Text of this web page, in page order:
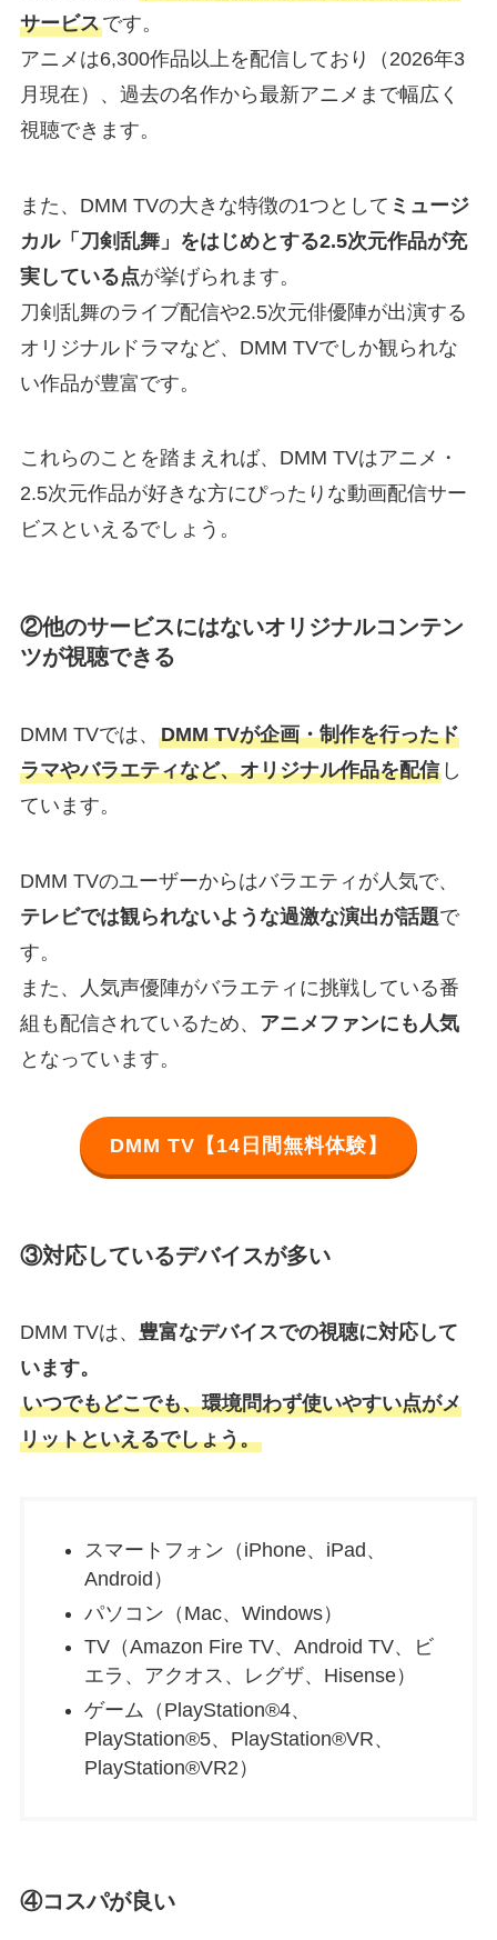
サービスです。
アニメは6,300作品以上を配信しており（2026年3
月現在）、過去の名作から最新アニメまで幅広く
視聴できます。
また、DMM TVの大きな特徴の1つとして ミュージ
カル「刀剣乱舞」をはじめとする2.5次元作品が充
実している点が挙げられます。
刀剣乱舞のライブ配信や2.5次元俳優陣が出演する
オリジナルドラマなど、DMM TVでしか観られな
い作品が豊富です。
これらのことを踏まえれば、DMM TVはアニメ・
2.5次元作品が好きな方にぴったりな動画配信サー
ビスといえるでしょう。
②他のサービスにはないオリジナルコンテン
ツが視聴できる
DMM TVでは、 DMM TVが企画・制作を行ったド
ラマやバラエティなど、オリジナル作品を配信し
ています。
DMM TVのユーザーからはバラエティが人気で、
テレビでは観られないような過激な演出が話題で
す。
また、人気声優陣がバラエティに挑戦している番
組も配信されているため、 アニメファンにも人気
となっています。
DMM TV【14日間無料体験】
③対応しているデバイスが多い
DMM TVは、 豊富なデバイスでの視聴に対応して
います。
いつでもどこでも、環境問わず使いやすい点がメ
リットといえるでしょう。
スマートフォン（iPhone、iPad、
Android）
パソコン（Mac、Windows）
TV（Amazon Fire TV、Android TV、ビ
エラ、アクオス、レグザ、Hisense）
ゲーム（PlayStation®4、
PlayStation®5、PlayStation®VR、
PlayStation®VR2）
④コスパが良い